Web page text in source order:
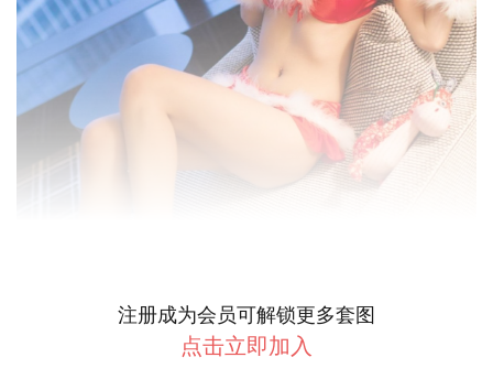
注册成为会员可解锁更多套图
点击立即加入